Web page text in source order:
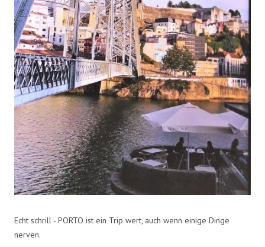
Echt schrill - PORTO ist ein Trip wert, auch wenn einige Dinge
nerven.